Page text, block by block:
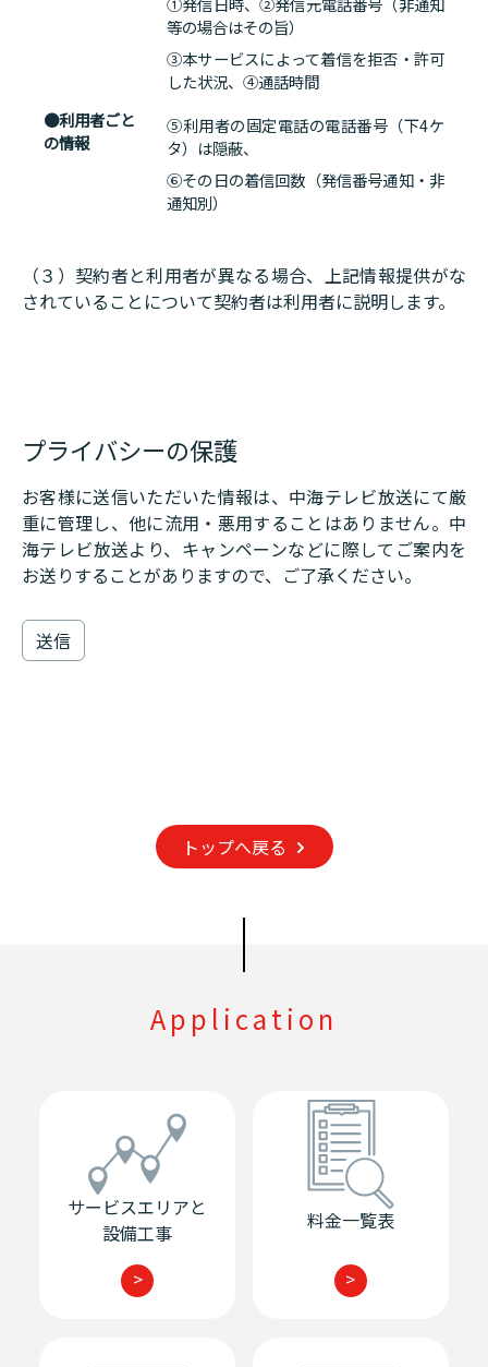
等の場合はその旨）
③本サービスによって着信を拒否・許可
した状況、④通話時間
●利用者ごと
の情報
⑤利用者の固定電話の電話番号（下4ケ
タ）は隠蔽、
⑥その日の着信回数（発信番号通知・非
通知別）
（３）契約者と利用者が異なる場合、上記情報提供がな
されていることについて契約者は利用者に説明します。
プライバシーの保護
お客様に送信いただいた情報は、中海テレビ放送にて厳
重に管理し、他に流用・悪用することはありません。中
海テレビ放送より、キャンペーンなどに際してご案内を
お送りすることがありますので、ご了承ください。
トップへ戻る
Application
サービスエリアと
設備工事
>
料金一覧表
>